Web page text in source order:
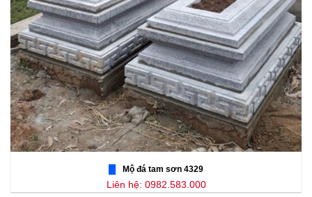
Mộ đá tam sơn 4329
Liên hệ: 0982.583.000